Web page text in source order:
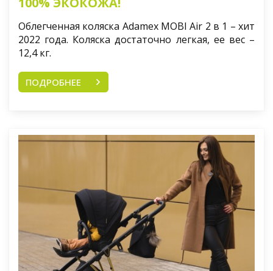
Облегченная коляска Adamex MOBI Air 2 в 1 – хит
2022 года. Коляска достаточно легкая, ее вес –
12,4 кг.
ПОДРОБНЕЕ